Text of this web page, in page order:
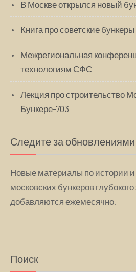
В Москве открылся новый
Книга про советские бункеры
Межрегиональная
технологиям СФС
Лекция про строительство
Бункере-703
Следите за
Новые материалы по истории и
московских бункеров
добавляются ежемесячно.
Поиск